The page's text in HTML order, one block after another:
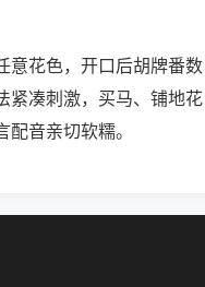
意花色，开口后胡牌番数
紧凑刺激，买马、铺地花
音亲切软糯。